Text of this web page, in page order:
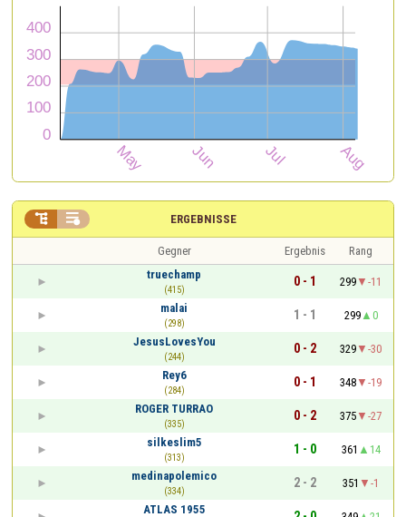
ERGEBNISSE
 
Gegner Ergebnis
Rang
truechamp
(415)
0 - 1 299
-11
malai
(298)
1 - 1 299
0
JesusLovesYou
(244)
0 - 2 329
-30
Rey6
(284)
0 - 1 348
-19
ROGER TURRAO
(335)
0 - 2 375
-27
silkeslim5
(313)
1 - 0 361
14
medinapolemico
(334)
2 - 2 351
-1
ATLAS 1955